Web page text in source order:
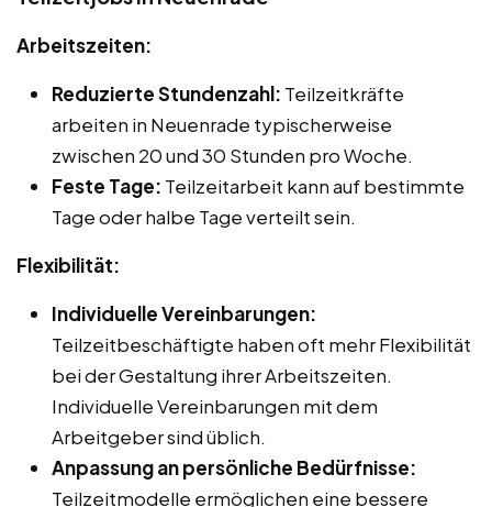
Arbeitszeiten:
Reduzierte Stundenzahl: Teilzeitkräfte
arbeiten in Neuenrade typischerweise
zwischen 20 und 30 Stunden pro Woche.
Feste Tage: Teilzeitarbeit kann auf bestimmte
Tage oder halbe Tage verteilt sein.
Flexibilität:
Individuelle Vereinbarungen:
Teilzeitbeschäftigte haben oft mehr Flexibilität
bei der Gestaltung ihrer Arbeitszeiten.
Individuelle Vereinbarungen mit dem
Arbeitgeber sind üblich.
Anpassung an persönliche Bedürfnisse:
Teilzeitmodelle ermöglichen eine bessere